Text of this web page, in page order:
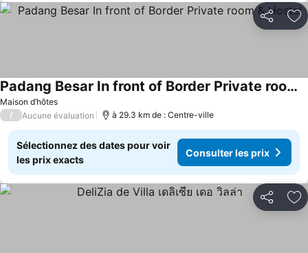
Partager
Maison d’hôtes
Padang Besar In front of Border Private room & Hostel
Consulter les prix
/ Aucune évaluation à 29.3 km de : Centre-ville
Sélectionnez des dates pour voir
les prix exacts
Consulter les prix
Partager